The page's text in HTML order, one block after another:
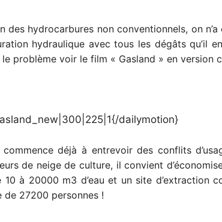
des hydrocarbures non conventionnels, on
hydraulique avec tous les dégâts qu’il
problème voir le film « Gasland » en version
dailymotion}
commence déjà à entrevoir des conflits
de neige de culture, il convient
10 à 20000 m3 d’eau et un site d’extraction
de 27200 personnes !